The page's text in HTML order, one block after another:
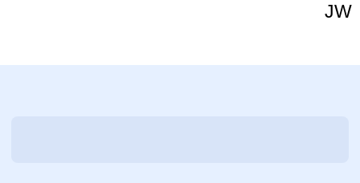
JW